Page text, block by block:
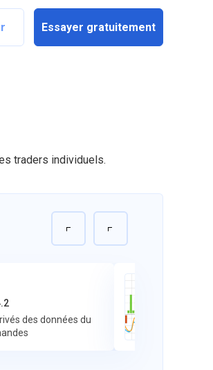
Essayer gratuitement
traders individuels.
des données du